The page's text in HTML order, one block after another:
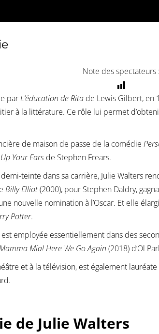
Note des spectateurs
parL’éducation de Rita de Lewis Gilbert, en
à la littérature. Ce rôle lui permet
de maison de passe de la comédie
Your Ears de Stephen Frears.
teinte dans sa carrière, Julie Walters
Billy Elliot(2000), pour Stephen Daldry,
nouvelle nomination à l’Oscar. Et elle
Potter.
est employée essentiellement dans des
Mia!Here We Go Again (2018) d’Ol
et à la télévision, est également
de Julie Walters